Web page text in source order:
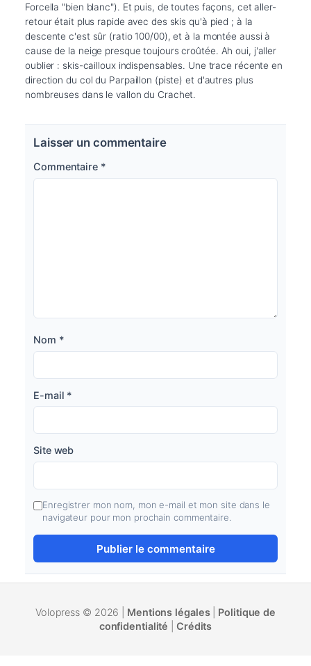
Forcella "bien blanc"). Et puis, de toutes façons, cet aller-
retour était plus rapide avec des skis qu'à pied ; à la
descente c'est sûr (ratio 100/00), et à la montée aussi à
cause de la neige presque toujours croûtée. Ah oui, j'aller
oublier : skis-cailloux indispensables. Une trace récente en
direction du col du Parpaillon (piste) et d'autres plus
nombreuses dans le vallon du Crachet.
Laisser un commentaire
Commentaire *
Nom *
E-mail *
Site web
Enregistrer mon nom, mon e-mail et mon site dans le
navigateur pour mon prochain commentaire.
Volopress © 2026 | Mentions légales| Politique de
confidentialité
Crédits